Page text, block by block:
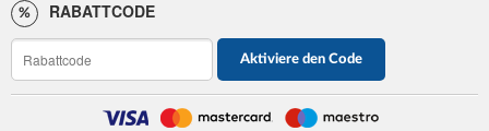
RABATTCODE
Aktiviere den Code